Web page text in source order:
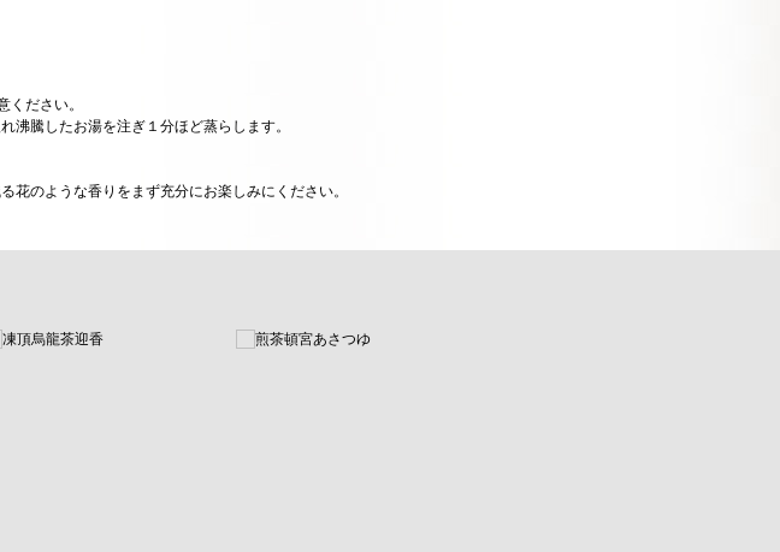
ださい。
沸騰したお湯を注ぎ１分ほど蒸らします。
花のような香りをまず充分にお楽しみにください。